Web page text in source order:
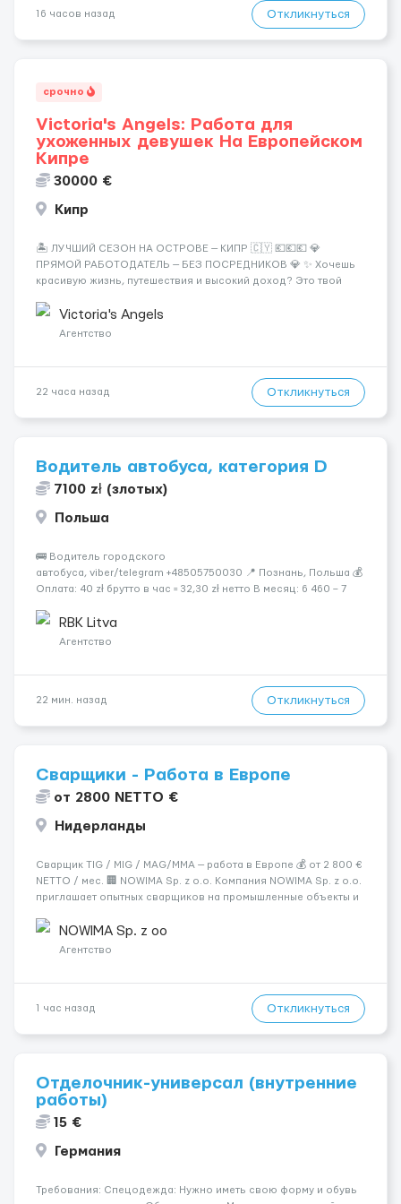
16 часов назад Откликнуться
срочно
Victoria's Angels: Работа для
ухоженных девушек На Европейском
Кипре
30000 €
Кипр
🏝️ ЛУЧШИЙ СЕЗОН НА ОСТРОВЕ — КИПР 🇨🇾 💶💶💶 💎
ПРЯМОЙ РАБОТОДАТЕЛЬ — БЕЗ ПОСРЕДНИКОВ 💎 ✨ Хочешь
красивую жизнь, путешествия и высокий доход? Это твой
Опытная команда с годами практики — Стабильный поток
клиентов (без ...
Victoria's Angels
Агентство
22 часа назад Откликнуться
Водитель автобуса, категория D
7100 zł (злотых)
Польша
🚌 Водитель городского
автобуса, viber/telegram +48505750030 📍 Познань, Польша 💰
Оплата: 40 zł брутто в час = 32,30 zł нетто В месяц: 6 460 – 7
Далее - 450 zł/месяц или +1 zł к ставке для тех, кто арендует
жильё ...
RBK Litva
Агентство
22 мин. назад Откликнуться
Сварщики - Работа в Европе
от 2800 NETTO €
Нидерланды
Сварщик TIG / MIG / MAG/MMA — работа в Европе 💰 от 2 800 €
NETTO / мес. 🏢 NOWIMA Sp. z o.o. Компания NOWIMA Sp. z o.o.
приглашает опытных сварщиков на промышленные объекты и
Нидерланды, Италия, Швеция, Франция. Мы гарантиру...
NOWIMA Sp. z oo
Агентство
1 час назад Откликнуться
Отделочник-универсал (внутренние
работы)
15 €
Германия
Требования: Спецодежда: Нужно иметь свою форму и обувь